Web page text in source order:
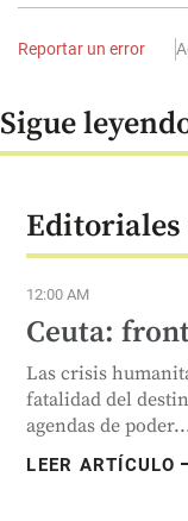
Reportar un error
Sigue
12:00 AM
Ceuta:
Las crisis
fatalidad del
agendas de
LEER ARTÍCULO